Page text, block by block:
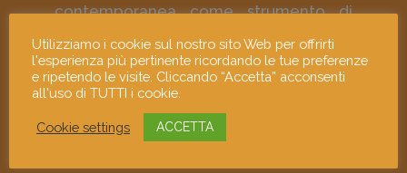
contemporanea come strumento di
responsabilità sociale.
Contattaci e dicci la tua!
Utilizziamo i cookie sul nostro sito Web per offrirti
l'esperienza più pertinente ricordando le tue preferenze
e ripetendo le visite. Cliccando “Accetta” acconsenti
all'uso di TUTTI i cookie.
Cookie settings ACCETTA